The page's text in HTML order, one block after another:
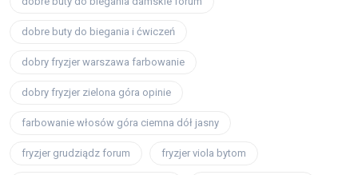
dobre buty do biegania i ćwiczeń
dobry fryzjer warszawa farbowanie
dobry fryzjer zielona góra opinie
farbowanie włosów góra ciemna dół jasny
fryzjer grudziądz forum fryzjer viola bytom